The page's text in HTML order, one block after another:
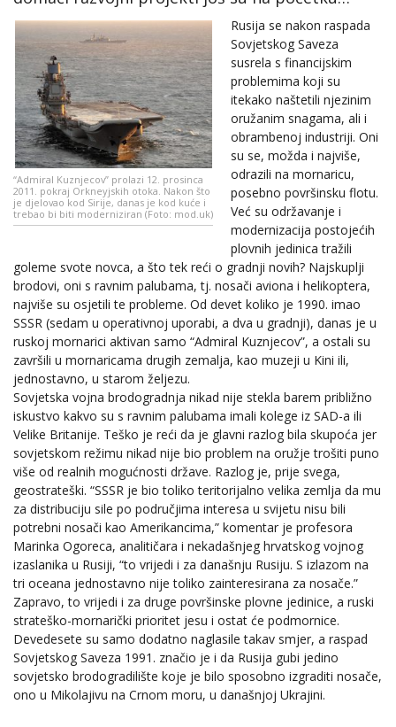
“Admiral Kuznjecov” prolazi 12. prosinca
2011. pokraj Orkneyjskih otoka. Nakon što
je djelovao kod Sirije, danas je kod kuće i
trebao bi biti moderniziran (Foto: mod.uk)
Rusija se nakon raspada
Sovjetskog Saveza
susrela s financijskim
problemima koji su
itekako naštetili njezinim
oružanim snagama, ali i
obrambenoj industriji. Oni
su se, možda i najviše,
odrazili na mornaricu,
posebno površinsku flotu.
Već su održavanje i
modernizacija postojećih
plovnih jedinica tražili
goleme svote novca, a što tek reći o gradnji novih? Najskuplji
brodovi, oni s ravnim palubama, tj. nosači aviona i helikoptera,
najviše su osjetili te probleme. Od devet koliko je 1990. imao
SSSR (sedam u operativnoj uporabi, a dva u gradnji), danas je u
ruskoj mornarici aktivan samo “Admiral Kuznjecov”, a ostali su
završili u mornaricama drugih zemalja, kao muzeji u Kini ili,
jednostavno, u starom željezu.
Sovjetska vojna brodogradnja nikad nije stekla barem približno
iskustvo kakvo su s ravnim palubama imali kolege iz SAD-a ili
Velike Britanije. Teško je reći da je glavni razlog bila skupoća jer
sovjetskom režimu nikad nije bio problem na oružje trošiti puno
više od realnih mogućnosti države. Razlog je, prije svega,
geostrateški. “SSSR je bio toliko teritorijalno velika zemlja da mu
za distribuciju sile po područjima interesa u svijetu nisu bili
potrebni nosači kao Amerikancima,” komentar je profesora
Marinka Ogoreca, analitičara i nekadašnjeg hrvatskog vojnog
izaslanika u Rusiji, “to vrijedi i za današnju Rusiju. S izlazom na
tri oceana jednostavno nije toliko zainteresirana za nosače.”
Zapravo, to vrijedi i za druge površinske plovne jedinice, a ruski
strateško-mornarički prioritet jesu i ostat će podmornice.
Devedesete su samo dodatno naglasile takav smjer, a raspad
Sovjetskog Saveza 1991. značio je i da Rusija gubi jedino
sovjetsko brodogradilište koje je bilo sposobno izgraditi nosače,
ono u Mikolajivu na Crnom moru, u današnjoj Ukrajini.